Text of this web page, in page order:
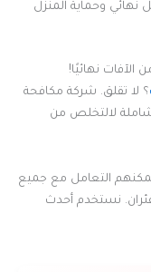
وحماية المنزل
نهائيًا!
؟ لا تقلق. شركة مكافحة
لالتخلص من
التعامل مع جميع
نستخدم أحدث